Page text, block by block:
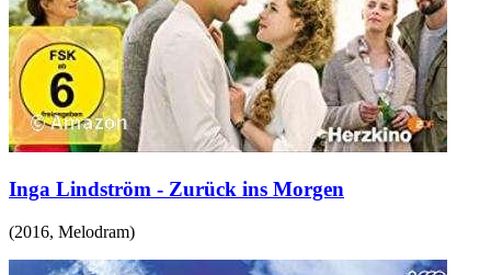
Inga Lindström - Zurück ins Morgen
(2016, Melodram)